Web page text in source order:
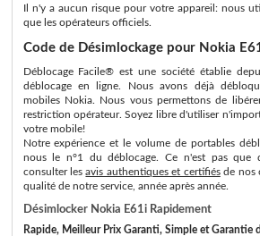
Il n'y a aucun risque pour votre appareil: nous
que les opérateurs officiels.
Code de Désimlockage pour Nokia
Déblocage Facile® est une société établie
déblocage en ligne. Nous avons déjà
mobiles Nokia. Nous vous permettons de
restriction opérateur. Soyez libre d'utiliser
votre mobile!
Notre expérience et le volume de portables
nous le n°1 du déblocage. Ce n'est pas
consulter lesavis authentiques et certifiésde nos
qualité de notre service, année après année.
Désimlocker Nokia E61i Rapidement
Rapide, Meilleur Prix Garanti, Simple et Garantie